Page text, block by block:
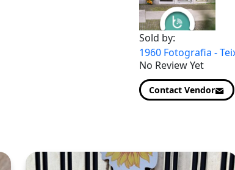
Sold by:
1960 Fotografia -
No Review Yet
Contact Vendor